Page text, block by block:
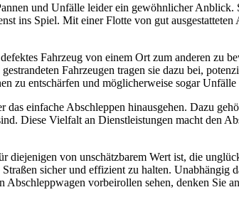
und Unfälle leider ein gewöhnlicher
ins Spiel. Mit einer Flotte von gut
Fahrzeug von einem Ort zum anderen zu
Fahrzeugen tragen sie dazu bei,
zu entschärfen und möglicherweise sogar
einfache Abschleppen hinausgehen. Dazu
Diese Vielfalt an Dienstleistungen macht den
diejenigen von unschätzbarem Wert ist, die
sicher und effizient zu halten.
vorbeirollen sehen, denken Sie